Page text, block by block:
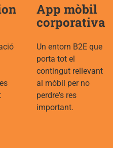
App mòbil
corporativa
Un entorn B2E que
porta tot el
contingut rellevant
al mòbil per no
perdre's res
important.